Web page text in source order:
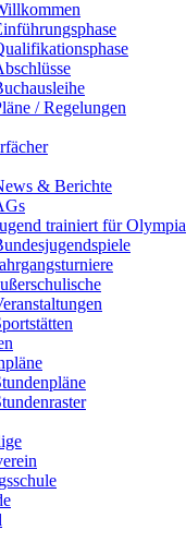
/ Regelungen
& Berichte
trainiert für Olympia